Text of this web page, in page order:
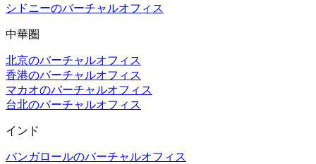
シドニーのバーチャルオフィス
中華圏
北京のバーチャルオフィス
香港のバーチャルオフィス
マカオのバーチャルオフィス
台北のバーチャルオフィス
インド
バンガロールのバーチャルオフィス